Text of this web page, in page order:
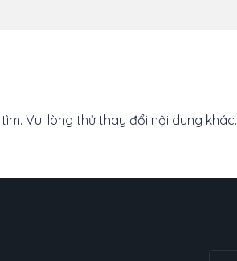
Vui lòng thử thay đổi nội dung khác.